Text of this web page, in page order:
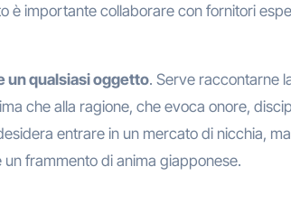
è importante collaborare con fornitori
un qualsiasi oggetto. Serve raccontarne
che alla ragione, che evoca onore,
entrare in un mercato di nicchia, ma
frammento di anima giapponese.